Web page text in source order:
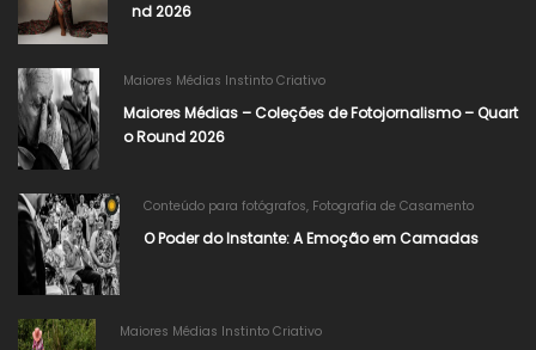
nd 2026
Maiores Médias Instinto Criativo
Maiores Médias – Coleções de Fotojornalismo – Quart
o Round 2026
Conteúdo para fotógrafos, Fotografia de Casamento
O Poder do Instante: A Emoção em Camadas
Maiores Médias Instinto Criativo